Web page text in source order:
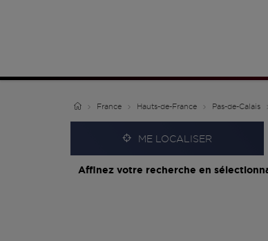
France Hauts-de-France Pas-de-Calais
ME LOCALISER
Affinez votre recherche en